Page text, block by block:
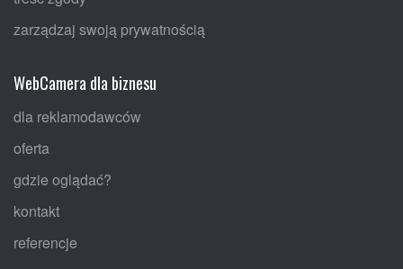
zarządzaj swoją prywatnością
WebCamera dla biznesu
dla reklamodawców
oferta
gdzie oglądać?
kontakt
referencje